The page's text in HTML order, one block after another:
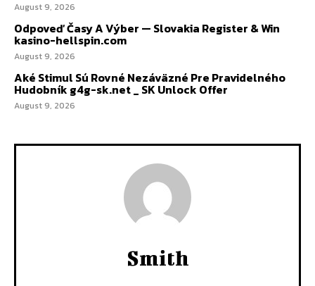
August 9, 2026
Odpoveď Časy A Výber — Slovakia Register & Win
kasino-hellspin.com
August 9, 2026
Aké Stimul Sú Rovné Nezáväzné Pre Pravidelného
Hudobník g4g-sk.net _ SK Unlock Offer
August 9, 2026
Smith